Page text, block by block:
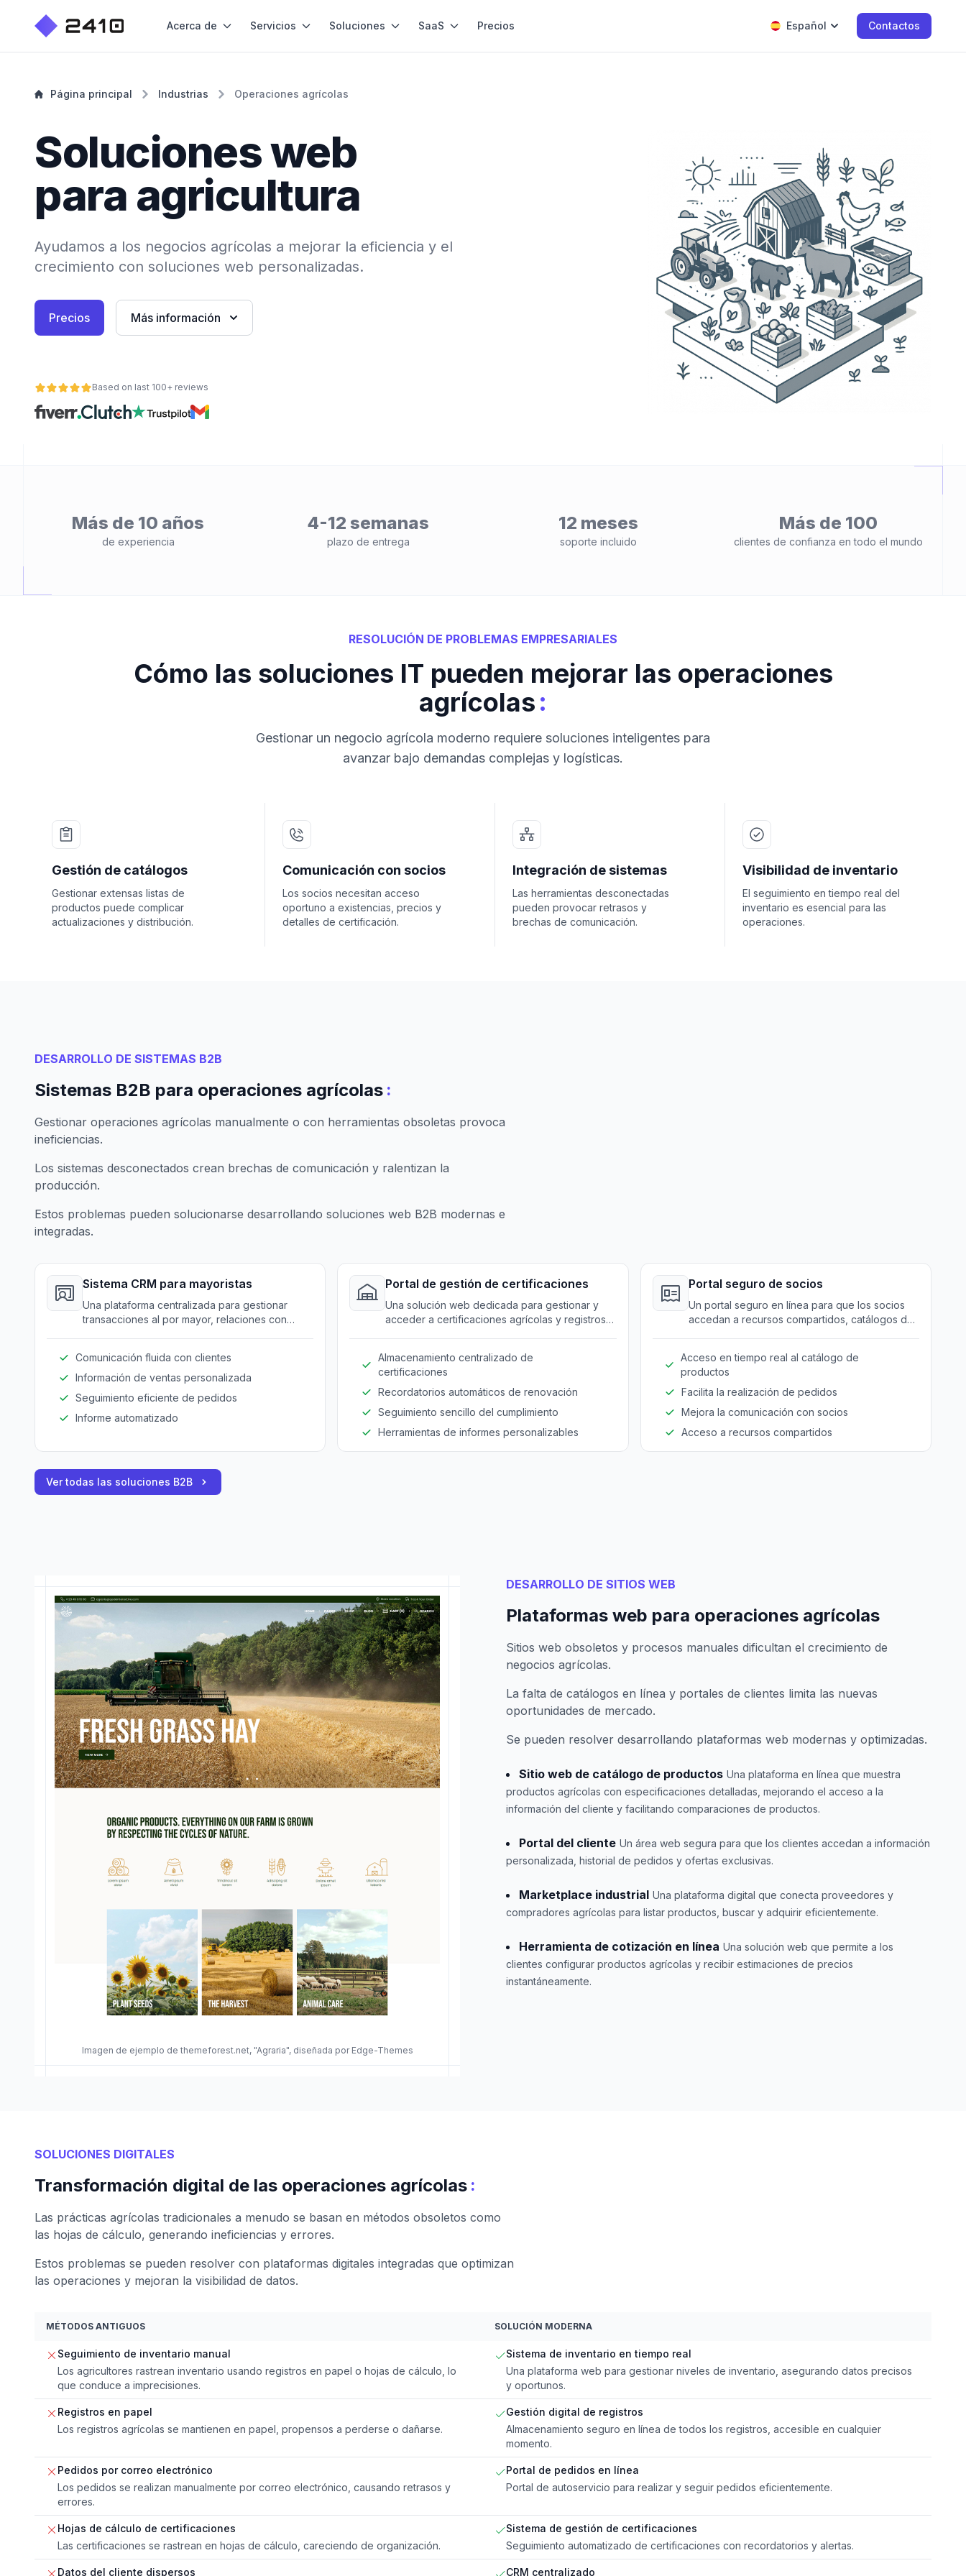
Acerca de Servicios Soluciones SaaS Precios Español Contactos
Página principal Industrias Operaciones agrícolas
Soluciones web
para agricultura
Ayudamos a los negocios agrícolas a mejorar la eficiencia y el
crecimiento con soluciones web personalizadas.
Precios Más información
Based on last 100+ reviews
Más de 10 años
de experiencia
4-12 semanas
plazo de entrega
12 meses
soporte incluido
Más de 100
clientes de confianza en todo el mundo
RESOLUCIÓN DE PROBLEMAS EMPRESARIALES
Cómo las soluciones IT pueden mejorar las operaciones
agrícolas:
Gestionar un negocio agrícola moderno requiere soluciones inteligentes para
avanzar bajo demandas complejas y logísticas.
Gestión de catálogos
Gestionar extensas listas de
productos puede complicar
actualizaciones y distribución.
Comunicación con socios
Los socios necesitan acceso
oportuno a existencias, precios y
detalles de certificación.
Integración de sistemas
Las herramientas desconectadas
pueden provocar retrasos y
brechas de comunicación.
Visibilidad de inventario
El seguimiento en tiempo real del
inventario es esencial para las
operaciones.
DESARROLLO DE SISTEMAS B2B
Sistemas B2B para operaciones agrícolas :
Gestionar operaciones agrícolas manualmente o con herramientas obsoletas provoca
ineficiencias.
Los sistemas desconectados crean brechas de comunicación y ralentizan la
producción.
Estos problemas pueden solucionarse desarrollando soluciones web B2B modernas e
integradas.
Sistema CRM para mayoristas
Una plataforma centralizada para gestionar
transacciones al por mayor, relaciones con
Comunicación fluida con clientes
Información de ventas personalizada
Seguimiento eficiente de pedidos
Informe automatizado
Portal de gestión de certificaciones
Una solución web dedicada para gestionar y
acceder a certificaciones agrícolas y registros
Almacenamiento centralizado de
certificaciones
Recordatorios automáticos de renovación
Seguimiento sencillo del cumplimiento
Herramientas de informes personalizables
Portal seguro de socios
Un portal seguro en línea para que los socios
accedan a recursos compartidos, catálogos de
Acceso en tiempo real al catálogo de
productos
Facilita la realización de pedidos
Mejora la comunicación con socios
Acceso a recursos compartidos
Ver todas las soluciones B2B
Imagen de ejemplo de themeforest.net, "Agraria", diseñada por Edge-Themes
DESARROLLO DE SITIOS WEB
Plataformas web para operaciones agrícolas
Sitios web obsoletos y procesos manuales dificultan el crecimiento de
negocios agrícolas.
La falta de catálogos en línea y portales de clientes limita las nuevas
oportunidades de mercado.
Se pueden resolver desarrollando plataformas web modernas y optimizadas.
Sitio web de catálogo de productos Una plataforma en línea que muestra
productos agrícolas con especificaciones detalladas, mejorando el acceso a la
información del cliente y facilitando comparaciones de productos.
Portal del cliente Un área web segura para que los clientes accedan a información
personalizada, historial de pedidos y ofertas exclusivas.
Marketplace industrial Una plataforma digital que conecta proveedores y
compradores agrícolas para listar productos, buscar y adquirir eficientemente.
Herramienta de cotización en línea Una solución web que permite a los
clientes configurar productos agrícolas y recibir estimaciones de precios
instantáneamente.
SOLUCIONES DIGITALES
Transformación digital de las operaciones agrícolas :
Las prácticas agrícolas tradicionales a menudo se basan en métodos obsoletos como
las hojas de cálculo, generando ineficiencias y errores.
Estos problemas se pueden resolver con plataformas digitales integradas que optimizan
las operaciones y mejoran la visibilidad de datos.
MÉTODOS ANTIGUOS SOLUCIÓN MODERNA
Seguimiento de inventario manual
Los agricultores rastrean inventario usando registros en papel o hojas de cálculo, lo
que conduce a imprecisiones.
Sistema de inventario en tiempo real
Una plataforma web para gestionar niveles de inventario, asegurando datos precisos
y oportunos.
Registros en papel
Los registros agrícolas se mantienen en papel, propensos a perderse o dañarse.
Gestión digital de registros
Almacenamiento seguro en línea de todos los registros, accesible en cualquier
momento.
Pedidos por correo electrónico
Los pedidos se realizan manualmente por correo electrónico, causando retrasos y
errores.
Portal de pedidos en línea
Portal de autoservicio para realizar y seguir pedidos eficientemente.
Hojas de cálculo de certificaciones
Las certificaciones se rastrean en hojas de cálculo, careciendo de organización.
Sistema de gestión de certificaciones
Seguimiento automatizado de certificaciones con recordatorios y alertas.
Datos del cliente dispersos CRM centralizado